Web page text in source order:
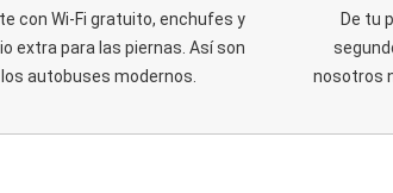
con Wi-Fi gratuito, enchufes y
extra para las piernas. Así son
los autobuses modernos.
De tu
nosotros